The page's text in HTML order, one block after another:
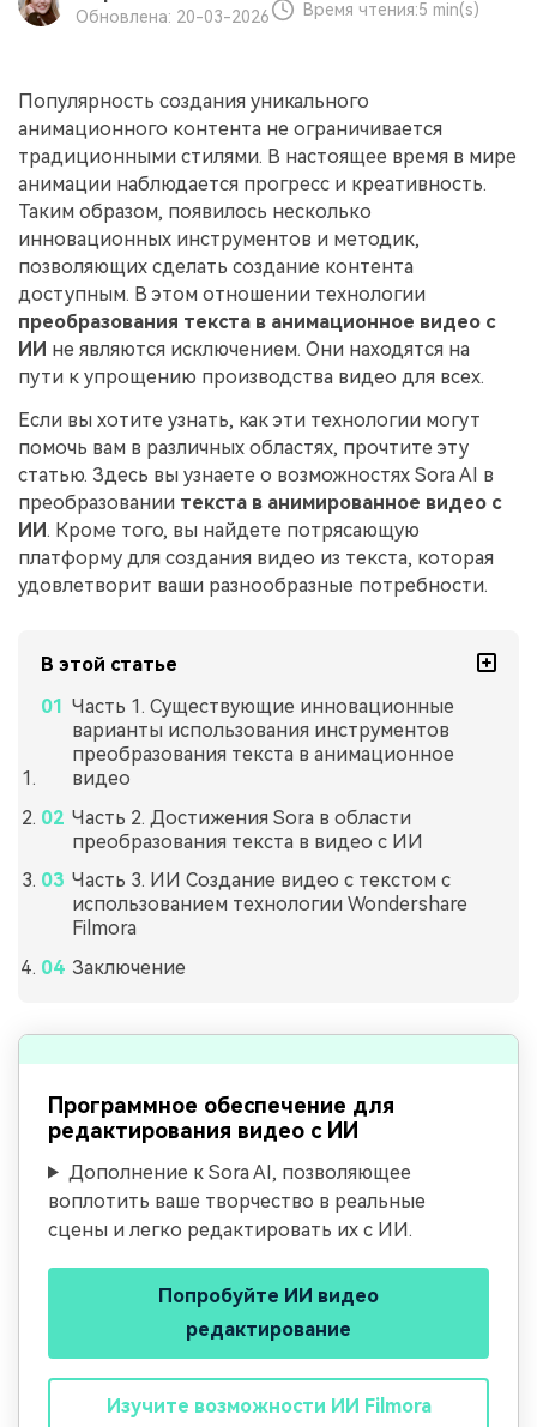
Самые популярные темы
видео на YouTube 2025
кампанию для своих целей
Центр авторов
Вдохновляйтесь нашими
создателями контента
Специальные
"сделай
сам"
Создавайте видеоэффекты
самостоятельно, как
настоящий профессионал
Блог
Клиенты делятся своими
историями с Filmora
программа
Партнёрство на уровне
корпоративного сектора
Поддержка
Приступая к работе
поиск
Обновлена: 20-03-2026 Время чтения:5 min(s)
Популярность создания уникального
анимационного контента не ограничивается
традиционными стилями. В настоящее время в мире
анимации наблюдается прогресс и креативность.
Таким образом, появилось несколько
инновационных инструментов и методик,
позволяющих сделать создание контента
доступным. В этом отношении технологии
преобразования текста в анимационное видео с
ИИ не являются исключением. Они находятся на
пути к упрощению производства видео для всех.
Если вы хотите узнать, как эти технологии могут
помочь вам в различных областях, прочтите эту
статью. Здесь вы узнаете о возможностях Sora AI в
преобразовании текста в анимированное видео с
ИИ. Кроме того, вы найдете потрясающую
платформу для создания видео из текста, которая
удовлетворит ваши разнообразные потребности.
В этой статье
Часть 1. Существующие инновационные
варианты использования инструментов
преобразования текста в анимационное
видео
Часть 2. Достижения Sora в области
преобразования текста в видео с ИИ
Часть 3. ИИ Создание видео с текстом с
использованием технологии Wondershare
Filmora
Заключение
Программное обеспечение для
редактирования видео с ИИ
Дополнение к Sora AI, позволяющее
воплотить ваше творчество в реальные
сцены и легко редактировать их с ИИ.
Попробуйте ИИ видео
редактирование
Изучите возможности ИИ Filmora